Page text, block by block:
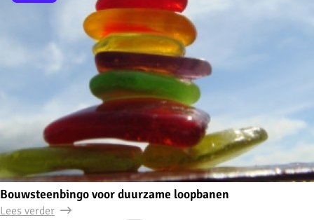
Bouwsteenbingo voor duurzame loopbanen
Lees verder